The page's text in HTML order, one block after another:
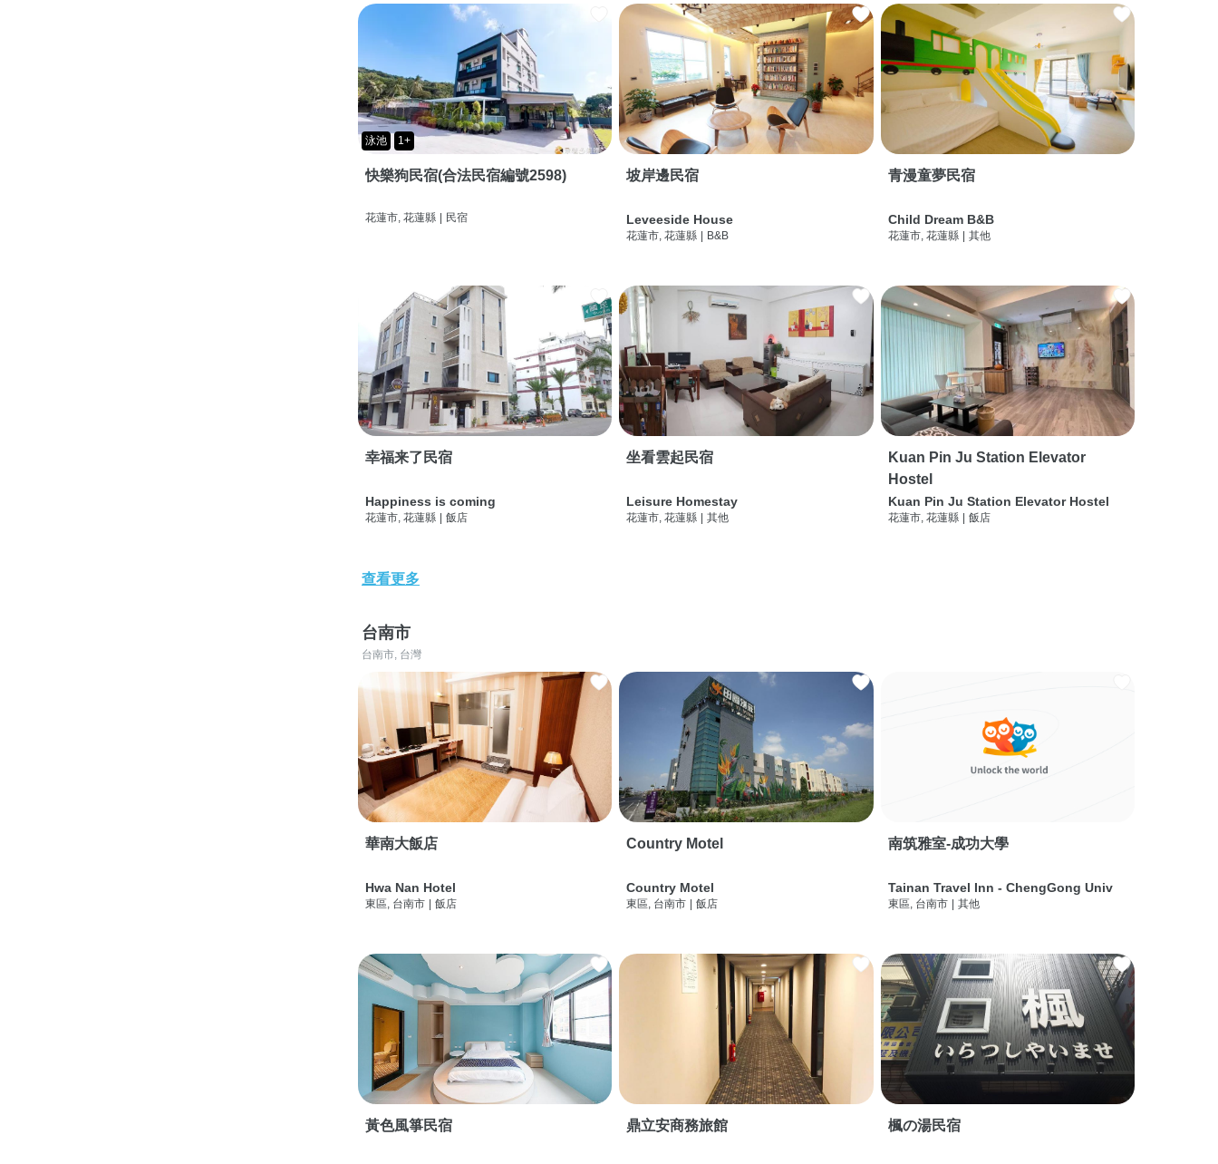
泳池 1+
快樂狗民宿(合法民宿編號2598)
花蓮市, 花蓮縣 | 民宿
坡岸邊民宿
Leveeside House
花蓮市, 花蓮縣 | B&B
青漫童夢民宿
Child Dream B&B
花蓮市, 花蓮縣 | 其他
幸福来了民宿
Happiness is coming
花蓮市, 花蓮縣 飯店
坐看雲起民宿
Leisure Homestay
花蓮市, 花蓮縣 其他
Kuan Pin Ju Station Elevator
Hostel
Kuan Pin Ju Station Elevator Hostel
花蓮市, 花蓮縣 飯店
查看更多
台南市
台南市, 台灣
華南大飯店
Hwa Nan Hotel
東區, 台南市 飯店
Country Motel
Country Motel
東區, 台南市 飯店
南筑雅室-成功大學
Tainan Travel Inn - ChengGong Univ
東區, 台南市 其他
黃色風箏民宿 鼎立安商務旅館 楓の湯民宿